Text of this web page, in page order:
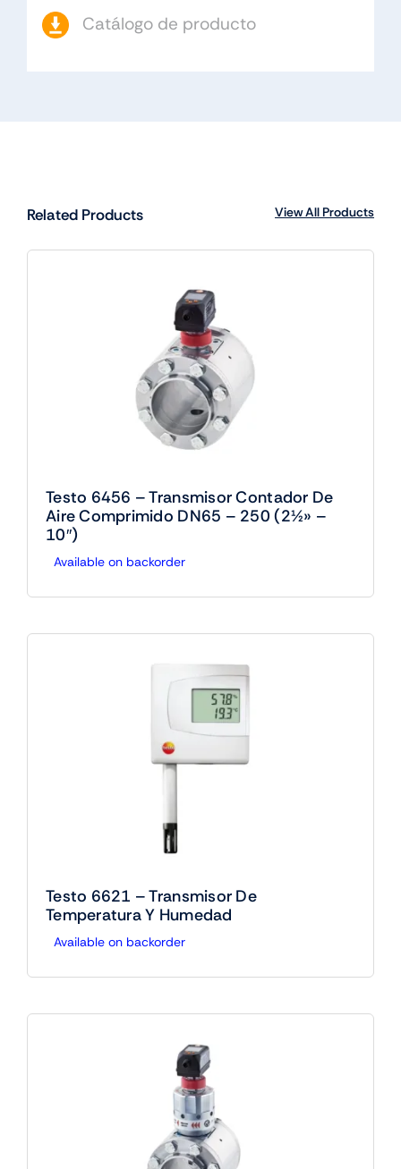
Catálogo de producto
Related Products View All Products
Testo 6456 – Transmisor Contador De
Aire Comprimido DN65 – 250 (2½» –
10″)
Available on backorder
Testo 6621 – Transmisor De
Temperatura Y Humedad
Available on backorder